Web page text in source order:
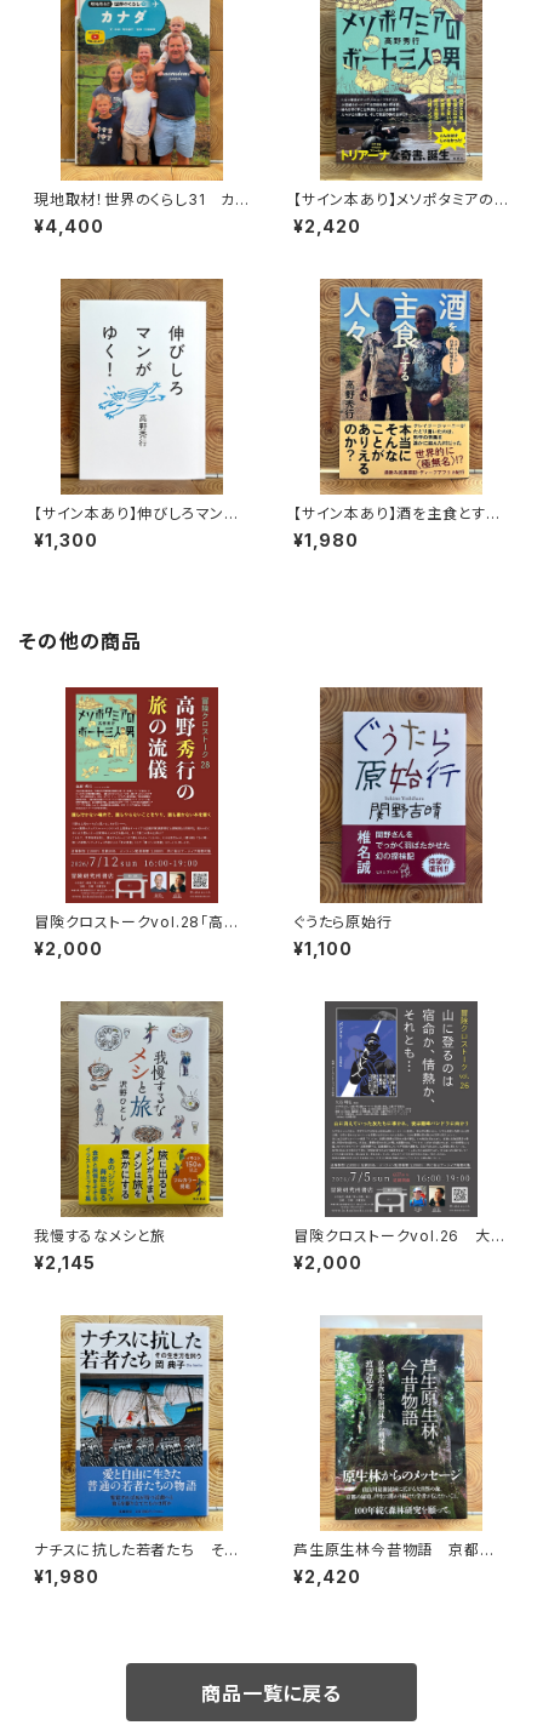
現地取材！世界のくらし31 カナ
ダ
¥4,400
【サイン本あり】メソポタミアの
ボート三人男
¥2,420
【サイン本あり】伸びしろマンが
ゆく！
¥1,300
【サイン本あり】酒を主食とする
人々 エチオピアの科学的秘境
を旅する
¥1,980
その他の商品
冒険クロストークvol.28「高野
秀行の旅の流儀」録画視聴権
¥2,000
ぐうたら原始行
¥1,100
我慢するなメシと旅
¥2,145
冒険クロストークvol.26 大石
明弘「山に登るのは 宿命か、情
熱か、それとも…」録画視聴権
¥2,000
ナチスに抗した若者たち その
生き方を問う
¥1,980
芦生原生林今昔物語 京都大
学芦生演習林から研究林へ
¥2,420
商品一覧に戻る